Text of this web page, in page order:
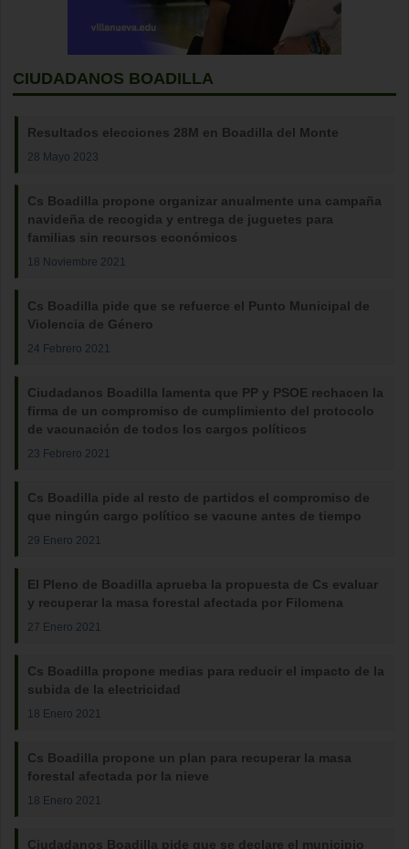
CIUDADANOS BOADILLA
Resultados elecciones 28M en Boadilla del Monte
28 Mayo 2023
Cs Boadilla propone organizar anualmente una campaña
navideña de recogida y entrega de juguetes para
familias sin recursos económicos
18 Noviembre 2021
Cs Boadilla pide que se refuerce el Punto Municipal de
Violencia de Género
24 Febrero 2021
Ciudadanos Boadilla lamenta que PP y PSOE rechacen la
firma de un compromiso de cumplimiento del protocolo
de vacunación de todos los cargos políticos
23 Febrero 2021
Cs Boadilla pide al resto de partidos el compromiso de
que ningún cargo político se vacune antes de tiempo
29 Enero 2021
El Pleno de Boadilla aprueba la propuesta de Cs evaluar
y recuperar la masa forestal afectada por Filomena
27 Enero 2021
Cs Boadilla propone medias para reducir el impacto de la
subida de la electricidad
18 Enero 2021
Cs Boadilla propone un plan para recuperar la masa
forestal afectada por la nieve
18 Enero 2021
Ciudadanos Boadilla pide que se declare el municipio